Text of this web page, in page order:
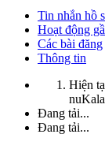
Tin nhắn hồ
Hoạt động
Các bài đăng
Thông tin
Hiện
Đang tải...
Đang tải...